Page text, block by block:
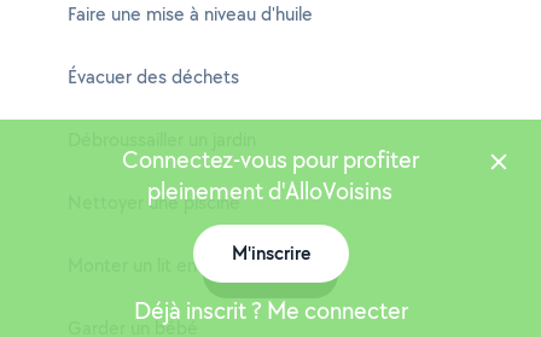
Faire une mise à niveau d'huile
Évacuer des déchets
Nettoyer une piscine
Monter un lit en kit
Garder un bébé
Connectez-vous pour profiter
pleinement d'AlloVoisins
M'inscrire
Déjà inscrit ? Me connecter